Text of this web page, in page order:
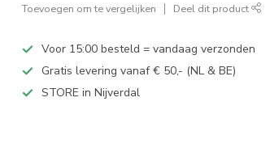
Toevoegen om te vergelijken Deel dit product
Voor 15:00 besteld = vandaag verzonden
Gratis levering vanaf € 50,- (NL & BE)
STORE in Nijverdal